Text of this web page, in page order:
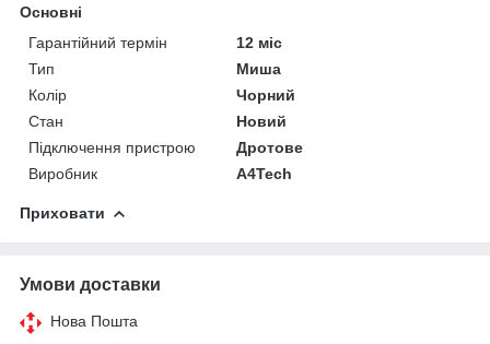
Основні
Гарантійний термін
12 міс
Тип
Миша
Колір
Чорний
Стан
Новий
Підключення пристрою
Дротове
Виробник
A4Tech
Приховати
Умови доставки
Нова Пошта